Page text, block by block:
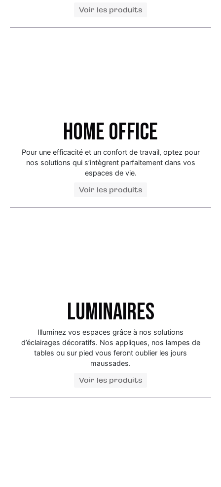
Voir les produits
Home Office
Pour une efficacité et un confort de travail, optez pour
nos solutions qui s’intègrent parfaitement dans vos
espaces de vie.
Voir les produits
Luminaires
Illuminez vos espaces grâce à nos solutions
d’éclairages décoratifs. Nos appliques, nos lampes de
tables ou sur pied vous feront oublier les jours
maussades.
Voir les produits